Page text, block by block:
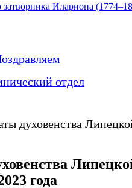
Илариона
отдел
духовенства
года